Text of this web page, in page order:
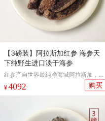
【3磅装】阿拉斯加红参 海参天
下纯野生进口淡干海参
红参产自世界最纯净海域阿拉斯加，是
高端参种。冷水生，生长周期长，营养
沉积多。海参筋目前所知最粗，蕴含极
¥4092 购买